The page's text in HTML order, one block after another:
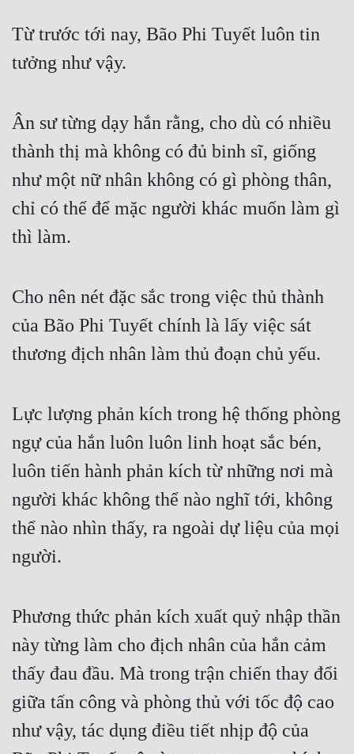
Từ trước tới nay, Bão Phi Tuyết luôn tin
tưởng như vậy.
Ân sư từng dạy hắn rằng, cho dù có nhiều
thành thị mà không có đủ binh sĩ, giống
như một nữ nhân không có gì phòng thân,
chỉ có thể để mặc người khác muốn làm gì
thì làm.
Cho nên nét đặc sắc trong việc thủ thành
của Bão Phi Tuyết chính là lấy việc sát
thương địch nhân làm thủ đoạn chủ yếu.
Lực lượng phản kích trong hệ thống phòng
ngự của hắn luôn luôn linh hoạt sắc bén,
luôn tiến hành phản kích từ những nơi mà
người khác không thể nào nghĩ tới, không
thể nào nhìn thấy, ra ngoài dự liệu của mọi
người.
Phương thức phản kích xuất quỷ nhập thần
này từng làm cho địch nhân của hắn cảm
thấy đau đầu. Mà trong trận chiến thay đổi
giữa tấn công và phòng thủ với tốc độ cao
như vậy, tác dụng điều tiết nhịp độ của